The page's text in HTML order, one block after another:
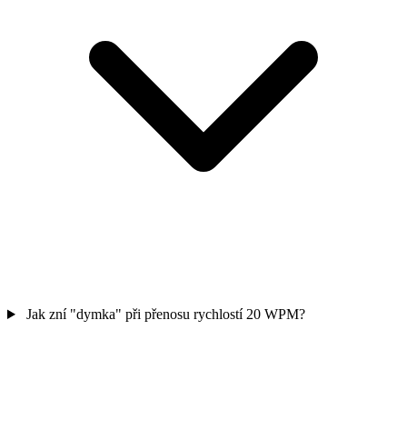
Jak zní "dymka" při přenosu rychlostí 20 WPM?